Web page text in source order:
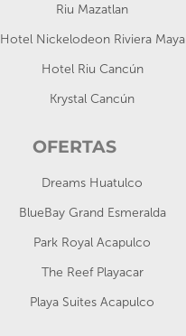
Riu Mazatlan
Hotel Nickelodeon Riviera Maya
Hotel Riu Cancún
Krystal Cancún
OFERTAS
Dreams Huatulco
BlueBay Grand Esmeralda
Park Royal Acapulco
The Reef Playacar
Playa Suites Acapulco